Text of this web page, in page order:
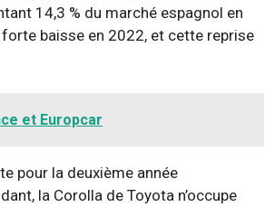
14,3 % du marché espagnol en
baisse en 2022, et cette reprise
et Europcar
pour la deuxième année
la Corolla de Toyota n’occupe